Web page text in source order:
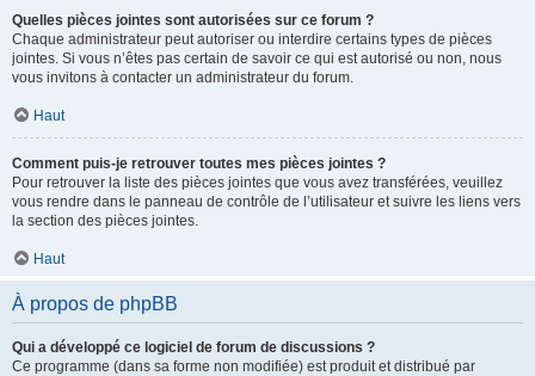
Quelles pièces jointes sont autorisées sur ce forum ?
Chaque administrateur peut autoriser ou interdire certains types de pièces
jointes. Si vous n’êtes pas certain de savoir ce qui est autorisé ou non, nous
vous invitons à contacter un administrateur du forum.
Haut
Comment puis-je retrouver toutes mes pièces jointes ?
Pour retrouver la liste des pièces jointes que vous avez transférées, veuillez
vous rendre dans le panneau de contrôle de l’utilisateur et suivre les liens vers
la section des pièces jointes.
Haut
À propos de phpBB
Qui a développé ce logiciel de forum de discussions ?
Ce programme (dans sa forme non modifiée) est produit et distribué par